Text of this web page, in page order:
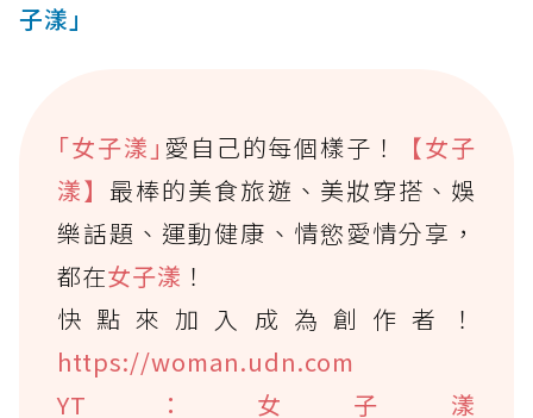
子漾」
｢女子漾｣ 愛自己的每個樣子！
【女子
漾】最棒的美食旅遊、美妝穿搭、娛
樂話題、運動健康、情慾愛情分享，
都在女子漾 ！
快點來加入成為創作者！
https://woman.udn.com
YT：女子漾